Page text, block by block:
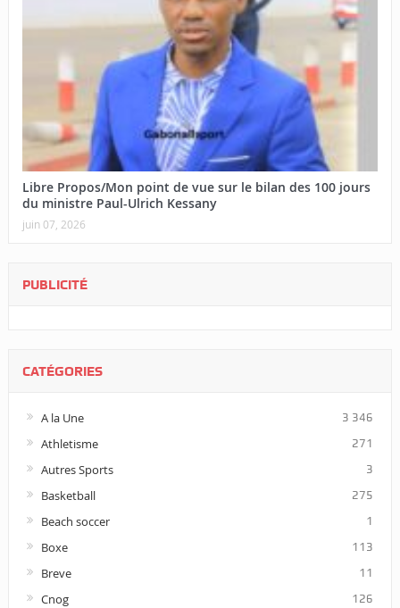
Libre Propos/Mon point de vue sur le bilan des 100 jours
du ministre Paul-Ulrich Kessany
juin 07, 2026
PUBLICITÉ
CATÉGORIES
A la Une 3 346
Athletisme 271
Autres Sports 3
Basketball 275
Beach soccer 1
Boxe 113
Breve 11
Cnog 126